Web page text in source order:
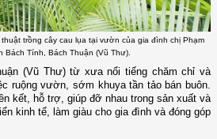
trồng cây cau lụa tại vườn của gia đình chị Phạm
Bách Tính, Bách Thuận (Vũ Thư).
(Vũ Thư) từ xưa nổi tiếng chăm chỉ và
ruộng vườn, sớm khuya tần tảo bán buôn.
kết, hỗ trợ, giúp đỡ nhau trong sản xuất và
kinh tế, làm giàu cho gia đình và đóng góp